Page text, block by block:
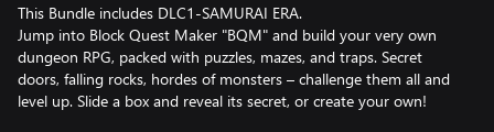
This Bundle includes DLC1-SAMURAI ERA.
Jump into Block Quest Maker "BQM" and build your very own
dungeon RPG, packed with puzzles, mazes, and traps. Secret
doors, falling rocks, hordes of monsters – challenge them all and
level up. Slide a box and reveal its secret, or create your own!